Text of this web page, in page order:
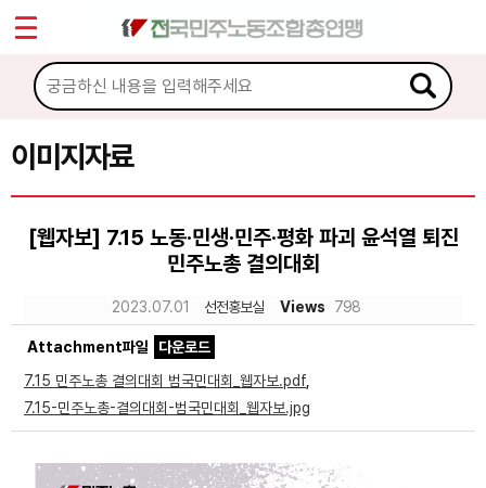
이미지자료
[웹자보] 7.15 노동·민생·민주·평화 파괴 윤석열 퇴진
민주노총 결의대회
2023.07.01 선전홍보실 Views 798
Attachment파일
다운로드
7.15 민주노총 결의대회 범국민대회_웹자보.pdf
7.15-민주노총-결의대회-범국민대회_웹자보.jpg
마이페이지
소개
소식
문서자료
이미지자료
미디어자료
Sketchbook5, 스케치북5
Sketchbook5, 스케치북5